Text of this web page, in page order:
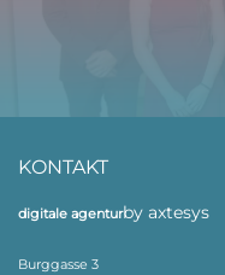
KONTAKT
digitale agenturby axtesys
Burggasse 3